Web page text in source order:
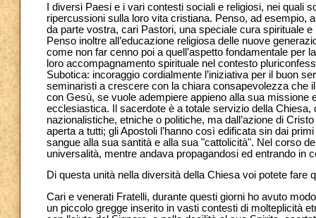
I diversi Paesi e i vari contesti sociali e religiosi, nei quali
ripercussioni sulla loro vita cristiana. Penso, ad esempio,
da parte vostra, cari Pastori, una speciale cura spirituale
Penso inoltre all’educazione religiosa delle nuove
come non far cenno poi a quell’aspetto fondamentale
loro accompagnamento spirituale nel contesto
Subotica: incoraggio cordialmente l’iniziativa per il buon
seminaristi a crescere con la chiara consapevolezza che
con Gesù, se vuole adempiere appieno alla sua missione
ecclesiastica. Il sacerdote è a totale servizio della
nazionalistiche, etniche o politiche, ma dall’azione di
aperta a tutti; gli Apostoli l’hanno così edificata sin dai
sangue alla sua santità e alla sua "cattolicità". Nel corso
universalità, mentre andava propagandosi ed entrando in
Di questa unità nella diversità della Chiesa voi potete fare
Cari e venerati Fratelli, durante questi giorni ho avuto
un piccolo gregge inserito in vasti contesti di molteplicità